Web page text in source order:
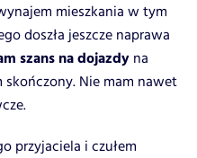
mieszkania w tym
doszła jeszcze naprawa
szans na dojazdy na
Nie mam nawet
przyjaciela i czułem